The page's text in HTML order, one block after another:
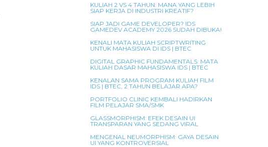
KULIAH 2 VS 4 TAHUN: MANA YANG LEBIH
SIAP KERJA DI INDUSTRI KREATIF?
SIAP JADI GAME DEVELOPER? IDS
GAMEDEV ACADEMY 2026 SUDAH DIBUKA!
KENALI MATA KULIAH SCRIPTWRITING
UNTUK MAHASISWA DI IDS | BTEC
DIGITAL GRAPHIC FUNDAMENTALS: MATA
KULIAH DASAR MAHASISWA IDS | BTEC
KENALAN SAMA PROGRAM KULIAH FILM
IDS | BTEC, 2 TAHUN BELAJAR APA?
PORTFOLIO CLINIC KEMBALI HADIRKAN
FILM PELAJAR SMA/SMK
GLASSMORPHISM: EFEK DESAIN UI
TRANSPARAN YANG SEDANG VIRAL
MENGENAL NEUMORPHISM: GAYA DESAIN
UI YANG KONTROVERSIAL